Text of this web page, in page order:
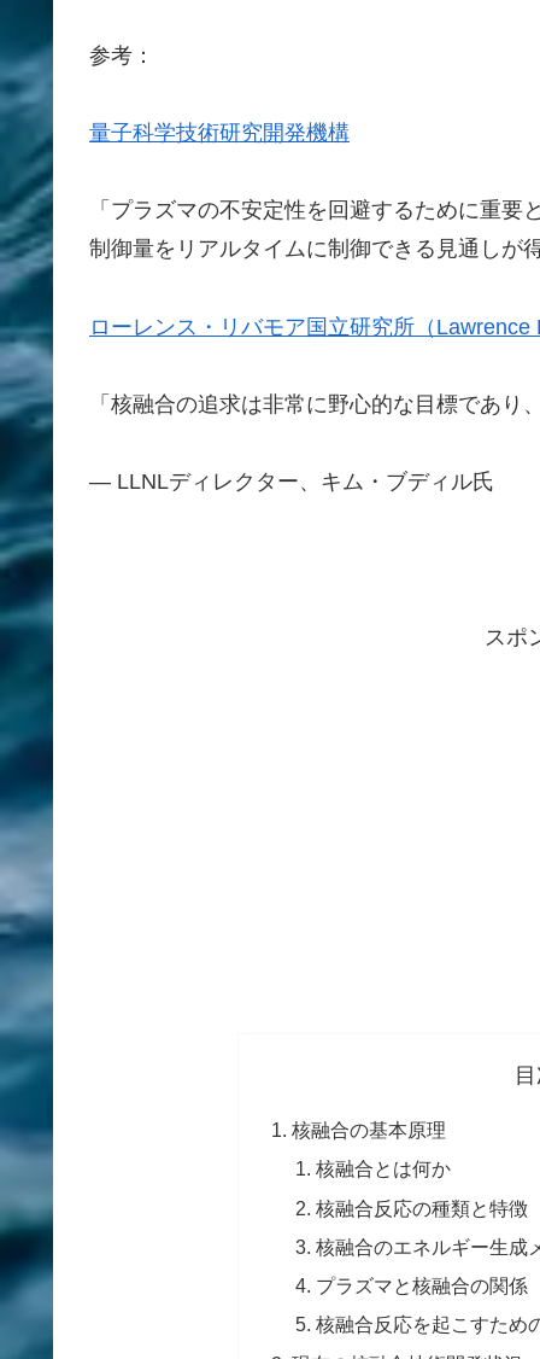
参考：
量子科学技術研究開発機構
「プラズマの不安定性を回避するために重
制御量をリアルタイムに制御できる見通し
ローレンス・リバモア国立研究所（
「核融合の追求は非常に野心的な目標であ
— LLNLディレクター、キム・ブディル氏
スポ
核融合の基本原理
核融合とは何か
核融合反応の種類と特徴
核融合のエネルギー生成
プラズマと核融合の関係
核融合反応を起こすため